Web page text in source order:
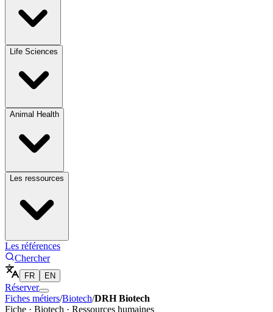
Life Sciences
Animal Health
Les ressources
Les références
Chercher
FR EN
Réserver
Fiches métiers/Biotech/DRH Biotech
Fiche · Biotech · Ressources humaines